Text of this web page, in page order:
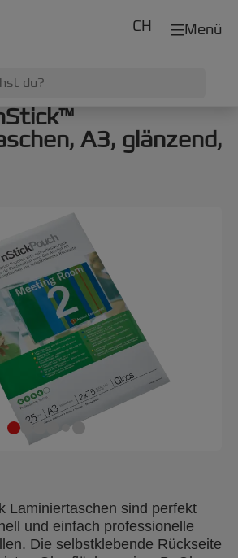
Menü
CH
A3, glänzend,
Laminiertaschen sind perfekt
und einfach professionelle
Die selbstklebende Rückseite